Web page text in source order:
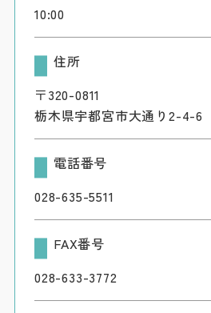
10:00
住所
〒320-0811
栃木県宇都宮市大通り2-4-6
電話番号
028-635-5511
FAX番号
028-633-3772